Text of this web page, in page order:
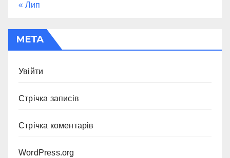
« Лип
МЕТА
Увійти
Стрічка записів
Стрічка коментарів
WordPress.org